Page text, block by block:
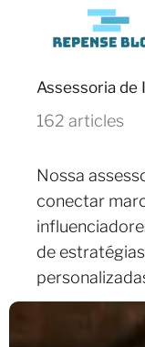
Assessoria de
162 articles
Nossa
conectar
de